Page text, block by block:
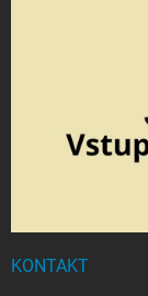
KONTAKT